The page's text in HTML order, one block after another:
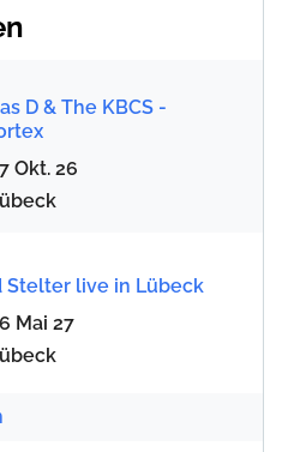
D & The KBCS -
Okt. 26
Stelter live in Lübeck
Mai 27